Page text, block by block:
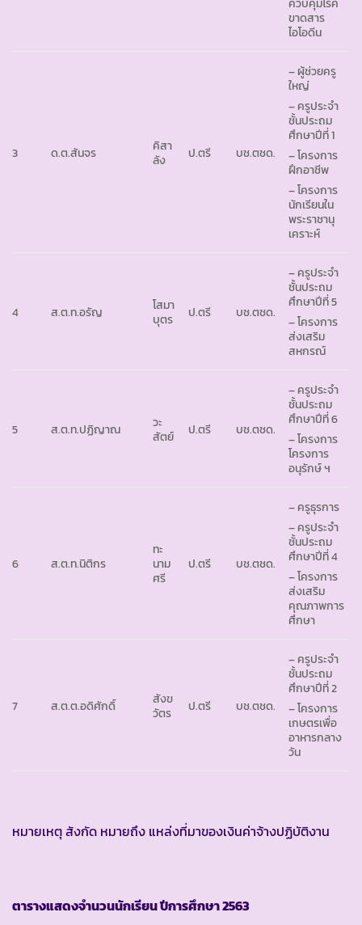
ขาดสาร
ไอโอดีน
3 ด.ต.สันจร
คิสา
ลัง
ป.ตรี บช.ตชด.
– ผู้ช่วยครู
ใหญ่
– ครูประจำ
ชั้นประถม
ศึกษาปีที่ 1
– โครงการ
ฝึกอาชีพ
– โครงการ
นักเรียนใน
พระราชานุ
เคราะห์
4 ส.ต.ท.อรัญ
โสมา
บุตร
ป.ตรี บช.ตชด.
– ครูประจำ
ชั้นประถม
ศึกษาปีที่ 5
– โครงการ
ส่งเสริม
สหกรณ์
5 ส.ต.ท.ปฏิญาณ
วะ
สัตย์
ป.ตรี บช.ตชด.
– ครูประจำ
ชั้นประถม
ศึกษาปีที่ 6
– โครงการ
โครงการ
อนุรักษ์ ฯ
6 ส.ต.ท.นิติกร
ทะ
นาม
ศรี
ป.ตรี บช.ตชด.
– ครูธุรการ
– ครูประจำ
ชั้นประถม
ศึกษาปีที่ 4
– โครงการ
ส่งเสริม
คุณภาพการ
ศึกษา
7 ส.ต.ต.อดิศักดิ์
สังข
วัตร
ป.ตรี บช.ตชด.
– ครูประจำ
ชั้นประถม
ศึกษาปีที่ 2
– โครงการ
เกษตรเพื่อ
อาหารกลาง
วัน
หมายเหตุ สังกัด หมายถึง แหล่งที่มาของเงินค่าจ้างปฏิบัติงาน
ตารางแสดงจำนวนนักเรียน ปีการศึกษา2563